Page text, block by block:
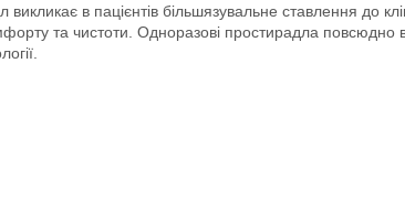
в пацієнтів більшязувальне ставлення до
та чистоти. Одноразові простирадла